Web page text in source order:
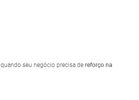
quando seu negócio precisa de reforço na